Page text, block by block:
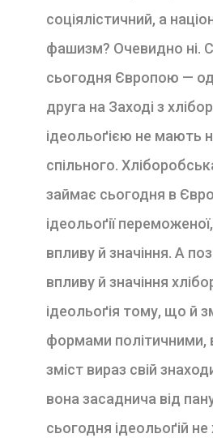
соціялістичний, а
фашизм? Очевидно ні.
сьогодня Європою —
друга на Заході з
ідеольоґією не мають
спільного.
займає сьогодня в
ідеольоґії
впливу й значіння. А
впливу й значіння
ідеольоґія тому, що й
формами політичними,
зміст вираз свій
вона за­саднича від
сьогодня ідеольоґій